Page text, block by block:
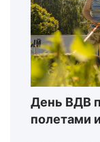
День ВДВ
полетами